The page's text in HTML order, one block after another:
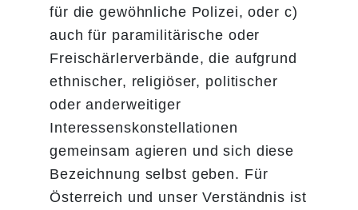
für die gewöhnliche Polizei, oder c)
auch für paramilitärische oder
Freischärlerverbände, die aufgrund
ethnischer, religiöser, politischer
oder anderweitiger
Interessenskonstellationen
gemeinsam agieren und sich diese
Bezeichnung selbst geben. Für
Österreich und unser Verständnis ist